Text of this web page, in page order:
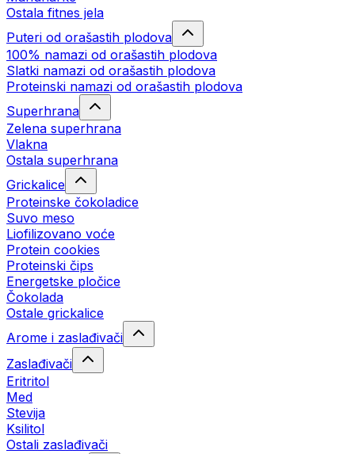
Ostala fitnes jela
Puteri od orašastih plodova
100% namazi od orašastih plodova
Slatki namazi od orašastih plodova
Proteinski namazi od orašastih plodova
Superhrana
Zelena superhrana
Vlakna
Ostala superhrana
Grickalice
Proteinske čokoladice
Suvo meso
Liofilizovano voće
Protein cookies
Proteinski čips
Energetske pločice
Čokolada
Ostale grickalice
Arome i zaslađivači
Zaslađivači
Eritritol
Med
Stevija
Ksilitol
Ostali zaslađivači